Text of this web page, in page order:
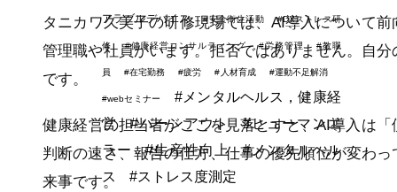
タニカワ久美子の研修現場では、AI導入について
管理職や社員がいます。拒否ではありません。自
です。
健康経営の担当者がここを見落とすと、AI導入は
判断の速さ、報告の仕方、仕事の優先順位が変わ
来事です。
アラブルデバイス #安全衛生活動 #DXストレス研
修 #健康経営コンサルティング #労務管理 #教職
員 #在宅勤務 #疲労 #人材育成 #運動不足解消
#webセミナー
#メンタルヘルス，健康経
営
#バーンアウト
#ヒューマンエ
ラー
#生産性向上
#メンタルヘル
ス
#ストレス度測定